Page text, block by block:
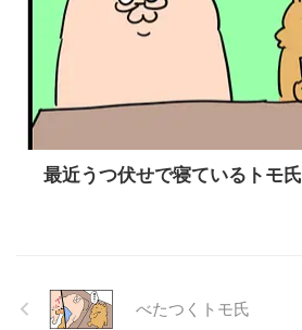
最近うつ伏せで寝ているトモ氏
べたつくトモ氏